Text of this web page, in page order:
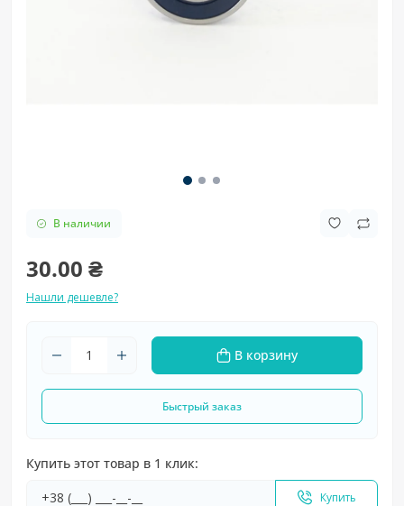
В наличии
30.00 ₴
Нашли дешевле?
В корзину
Быстрый заказ
Купить этот товар в 1 клик:
Купить